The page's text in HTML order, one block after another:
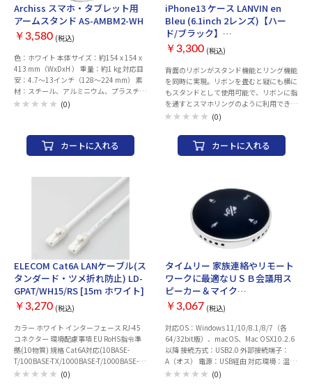
Archiss スマホ・タブレット用
アームスタンド AS-AMBM2-WH
￥3,580 (税込)
色：ホワイト 本体サイズ：約154 x 154 x
413 mm（WxDxH ） 重量：約1 kg 対応目
安：4.7〜13インチ（128〜224 mm） 素
材：スチール、アルミニウム、プラスチッ
ク 製品内容：スタンド本体 製造国：中国
(0)
カートに入れる
iPhone13 ケース LANVIN en
Bleu (6.1inch 2レンズ)【ハー
ド/ブラック】
LBSRBLKWPIP2161
￥3,300 (税込)
背面のリボンがスタンド機能とリング機能
を同時に実現。リボンを畳むと縦にも横に
もスタンドとして使用可能で、リボンに指
を通すとスマホリングのように利用できる
優れものです。(0)
カートに入れる
ELECOM Cat6A LANケーブル(ス
タンダード・ツメ折れ防止) LD-
GPAT/WH15/RS [15m ホワイト]
￥3,270 (税込)
カラー ホワイト インターフェース RJ-45
コネクター 環境配慮事項 EU RoHS指令準
拠(10物質) 規格 Cat6A対応(10BASE-
T/100BASE-TX/1000BASE-T/1000BASE-
TX/10GBASE-T対応) 伝送速度 10Gbps 伝
(0)
タイムリー 家族連絡やリモート
ワークに最適なＵＳＢ会議用ス
ピーカー＆マイク
[SPEAKERPHONE8]
￥3,067 (税込)
対応OS：Windows 11/10/8.1/8/7（各
64/32bit版）、macOS、Mac OSX10.2.6
以降 接続方式：USB2.0 外部接続端子：
A（オス） 電源：USB経由 対応環境：温度
5～35℃、湿度20～80％（結露なきこ
(0)